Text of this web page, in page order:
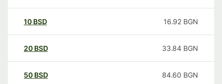
10 BSD 16.92 BGN
20 BSD 33.84 BGN
50 BSD 84.60 BGN